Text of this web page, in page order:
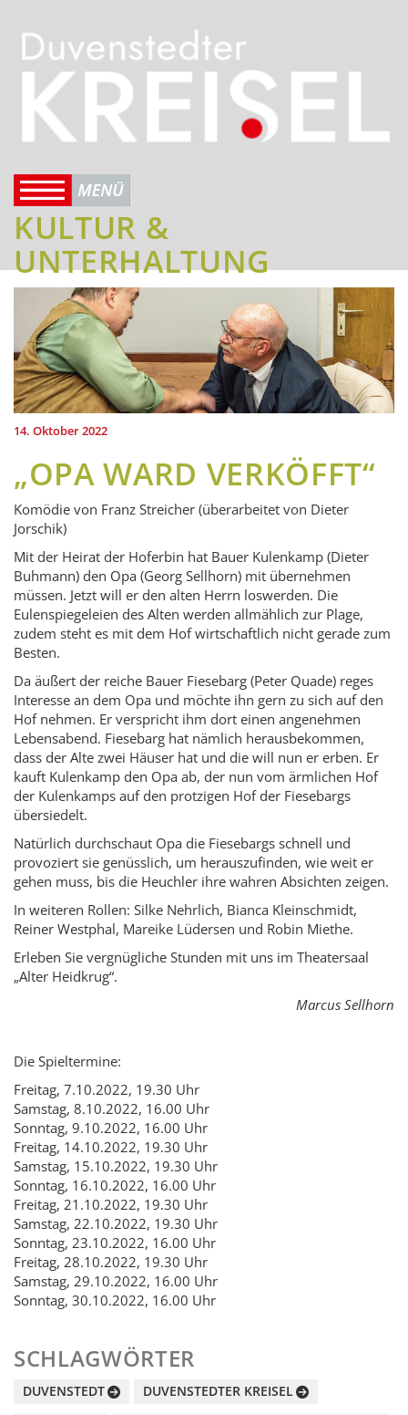
KULTUR &
UNTERHALTUNG
14. Oktober 2022
„OPA WARD VERKÖFFT“
Komödie von Franz Streicher (überarbeitet von Dieter
Jorschik)
Mit der Heirat der Hoferbin hat Bauer Kulenkamp (Dieter
Buhmann) den Opa (Georg Sellhorn) mit übernehmen
müssen. Jetzt will er den alten Herrn loswerden. Die
Eulenspiegeleien des Alten werden allmählich zur Plage,
zudem steht es mit dem Hof wirtschaftlich nicht gerade zum
Besten.
Da äußert der reiche Bauer Fiesebarg (Peter Quade) reges
Interesse an dem Opa und möchte ihn gern zu sich auf den
Hof nehmen. Er verspricht ihm dort einen angenehmen
Lebensabend. Fiesebarg hat nämlich herausbekommen,
dass der Alte zwei Häuser hat und die will nun er erben. Er
kauft Kulenkamp den Opa ab, der nun vom ärmlichen Hof
der Kulenkamps auf den protzigen Hof der Fiesebargs
übersiedelt.
Natürlich durchschaut Opa die Fiesebargs schnell und
provoziert sie genüsslich, um herauszufinden, wie weit er
gehen muss, bis die Heuchler ihre wahren Absichten zeigen.
In weiteren Rollen: Silke Nehrlich, Bianca Kleinschmidt,
Reiner Westphal, Mareike Lüdersen und Robin Miethe.
Erleben Sie vergnügliche Stunden mit uns im Theatersaal
„Alter Heidkrug“.
Marcus Sellhorn
Die Spieltermine:
Freitag, 7.10.2022, 19.30 Uhr
Samstag, 8.10.2022, 16.00 Uhr
Sonntag, 9.10.2022, 16.00 Uhr
Freitag, 14.10.2022, 19.30 Uhr
Samstag, 15.10.2022, 19.30 Uhr
Sonntag, 16.10.2022, 16.00 Uhr
Freitag, 21.10.2022, 19.30 Uhr
Samstag, 22.10.2022, 19.30 Uhr
Sonntag, 23.10.2022, 16.00 Uhr
Freitag, 28.10.2022, 19.30 Uhr
Samstag, 29.10.2022, 16.00 Uhr
Sonntag, 30.10.2022, 16.00 Uhr
SCHLAGWÖRTER
DUVENSTEDT
DUVENSTEDTER KREISEL